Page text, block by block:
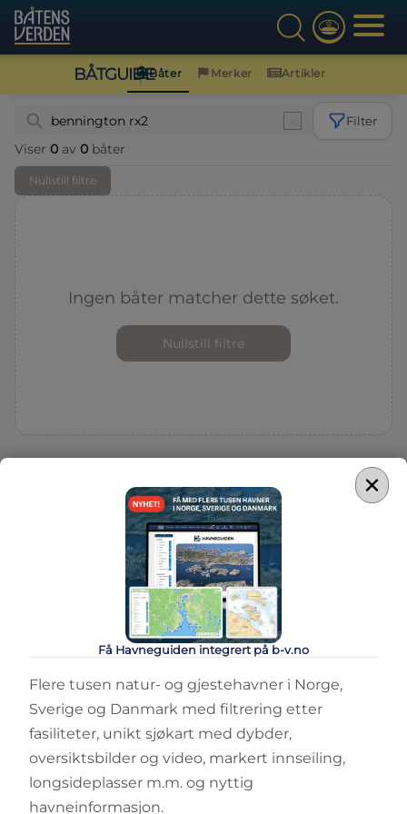
BÅTGUIDEBåter Merker Artikler
Filter
Viser 0 av 0 båter
Nullstill filtre
Ingen båter matcher dette søket.
Nullstill filtre
×
Få Havneguiden integrert på b-v.no
Flere tusen natur- og gjestehavner i Norge,
Sverige og Danmark med filtrering etter
fasiliteter, unikt sjøkart med dybder,
oversiktsbilder og video, markert innseiling,
longsideplasser m.m. og nyttig
havneinformasjon.